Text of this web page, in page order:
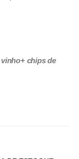
chips de